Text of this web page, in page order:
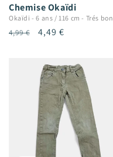
Chemise Okaïdi
Okaïdi -6 ans / 116 cm - Trés
Prix
4,99 €
Prix
4,49 €